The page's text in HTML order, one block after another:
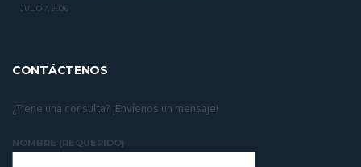
JULIO 7, 2026
CONTÁCTENOS
¿Tiene una consulta? ¡Envíenos un mensaje!
NOMBRE (REQUERIDO)